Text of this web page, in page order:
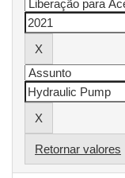
Retornar valores